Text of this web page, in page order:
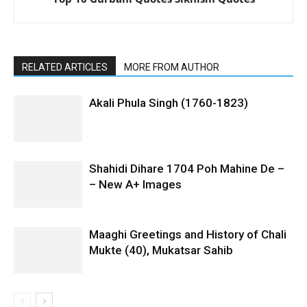
RELATED ARTICLES MORE FROM AUTHOR
Akali Phula Singh (1760-1823)
Shahidi Dihare 1704 Poh Mahine De –
– New A+ Images
Maaghi Greetings and History of Chali
Mukte (40), Mukatsar Sahib